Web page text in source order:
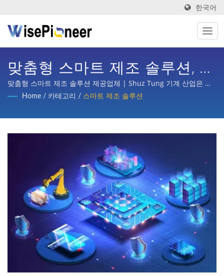
한국어
맞춤형 스마트 제조 솔루션, 산
업 4.0 장비 | 산업 4.0을 위한
맞춤형 스마트 제조 솔루션 제공업체 | Shuz Tung 기계 산업은 반
도체, 평면 디스플레이 공정, 인쇄회로 기판, 지능형 의료 이미징, 자
외 주요 기업으로부터 상당한 신뢰와 지원을 받았습니다.
Home / 카테고리 / 스마트 제조 솔루션